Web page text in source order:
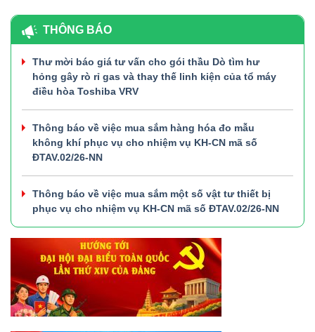
THÔNG BÁO
Thư mời báo giá tư vấn cho gói thầu Dò tìm hư
hỏng gây rò rỉ gas và thay thế linh kiện của tổ máy
điều hòa Toshiba VRV
Thông báo về việc mua sắm hàng hóa đo mẫu
không khí phục vụ cho nhiệm vụ KH-CN mã số
ĐTAV.02/26-NN
Thông báo về việc mua sắm một số vật tư thiết bị
phục vụ cho nhiệm vụ KH-CN mã số ĐTAV.02/26-NN